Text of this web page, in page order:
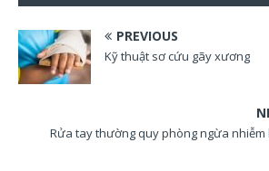
PREVIOUS
Kỹ thuật sơ cứu gãy xương
Rửa tay thường quy phòng ngừa nhiễm